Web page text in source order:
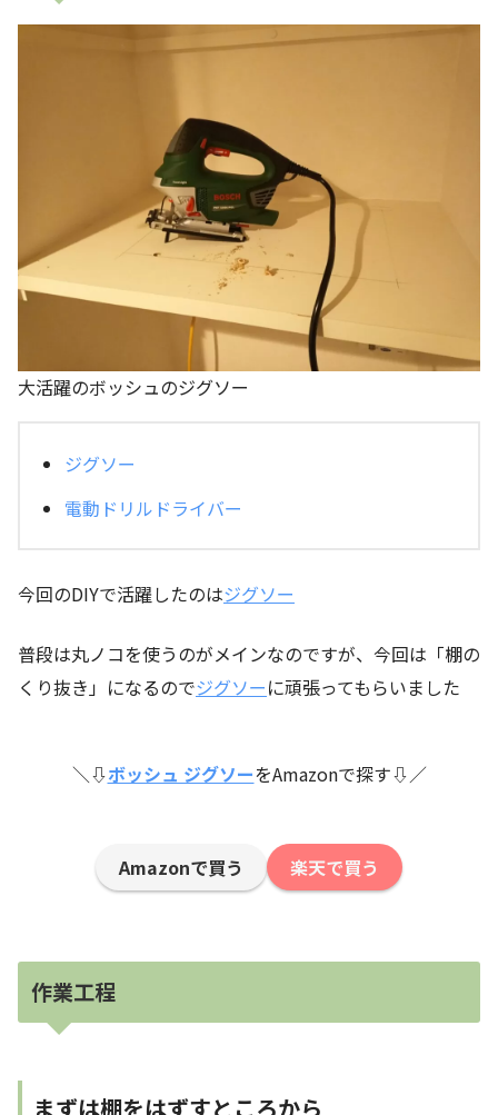
大活躍のボッシュのジグソー
ジグソー
電動ドリルドライバー
今回のDIYで活躍したのはジグソー
普段は丸ノコを使うのがメインなのですが、今回は「棚の
くり抜き」になるのでジグソーに頑張ってもらいました
＼⇩ボッシュ ジグソーをAmazonで探す⇩／
Amazonで買う 楽天で買う
作業工程
まずは棚をはずすところから